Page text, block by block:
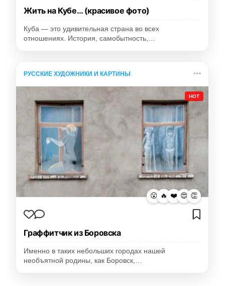
Жить на Кубе… (красивое фото)
Куба — это удивительная страна во всех
отношениях. История, самобытность,…
РУССКИЕ ХУДОЖНИКИ И КАРТИНЫ
HOT
😮 🔥 ❤️ 😍 👏
Граффитчик из Боровска
Именно в таких небольших городах нашей
необъятной родины, как Боровск,…